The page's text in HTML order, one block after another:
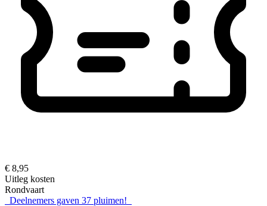
€ 8,95
Uitleg kosten
Rondvaart
Deelnemers gaven 37 pluimen!